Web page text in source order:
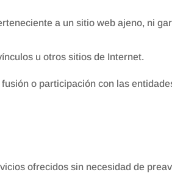
a un sitio web ajeno, ni
u otros sitios de Internet.
o participación con las
ofrecidos sin necesidad de